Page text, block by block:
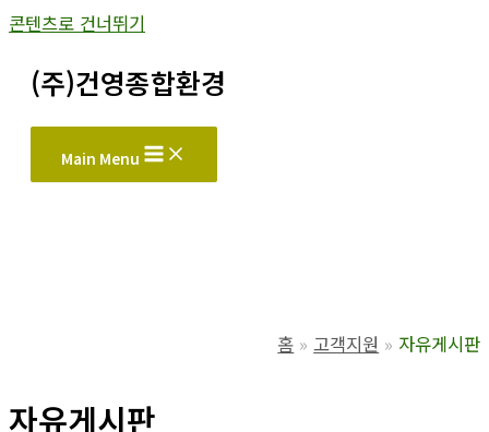
콘텐츠로 건너뛰기
(주)건영종합환경
Main Menu
홈 고객지원 자유게시판
자유게시판